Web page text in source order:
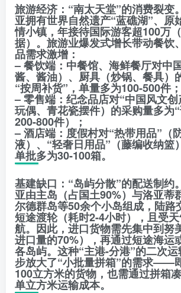
旅游经济：“南太天堂”的消费裂变
亚拥有世界自然遗产“蓝礁湖”、原
情小镇，年接待国际游客超100万
据）。旅游业爆发式增长带动餐饮
品需求激增：
– 餐饮端：中餐馆、海鲜餐厅对中
酱、酱油）、厨具（炒锅、餐具）
“按周补货”，单量多为100-500件；
– 零售端：纪念品店对“中国风文
玩偶、青花瓷摆件）的采购量多为
200-800件）；
– 酒店端：度假村对“热带用品”（
液）、“轻奢日用品”（藤编收纳篮
单批多为30-100箱。
基建缺口：“岛屿分散”的配送制约
亚由主岛（占国土90%）与洛亚蒂
尔德群岛等50余个小岛组成，陆路
短途渡轮（耗时2-4小时），且受
航。因此，进口货物需先集中到努
进口量的70%），再通过短途海运
各岛屿。这种“主港-分港”的二次
步放大了“小批量拼箱”的需求——
100立方米的货物，也需通过拼箱
单立方米运输成本。